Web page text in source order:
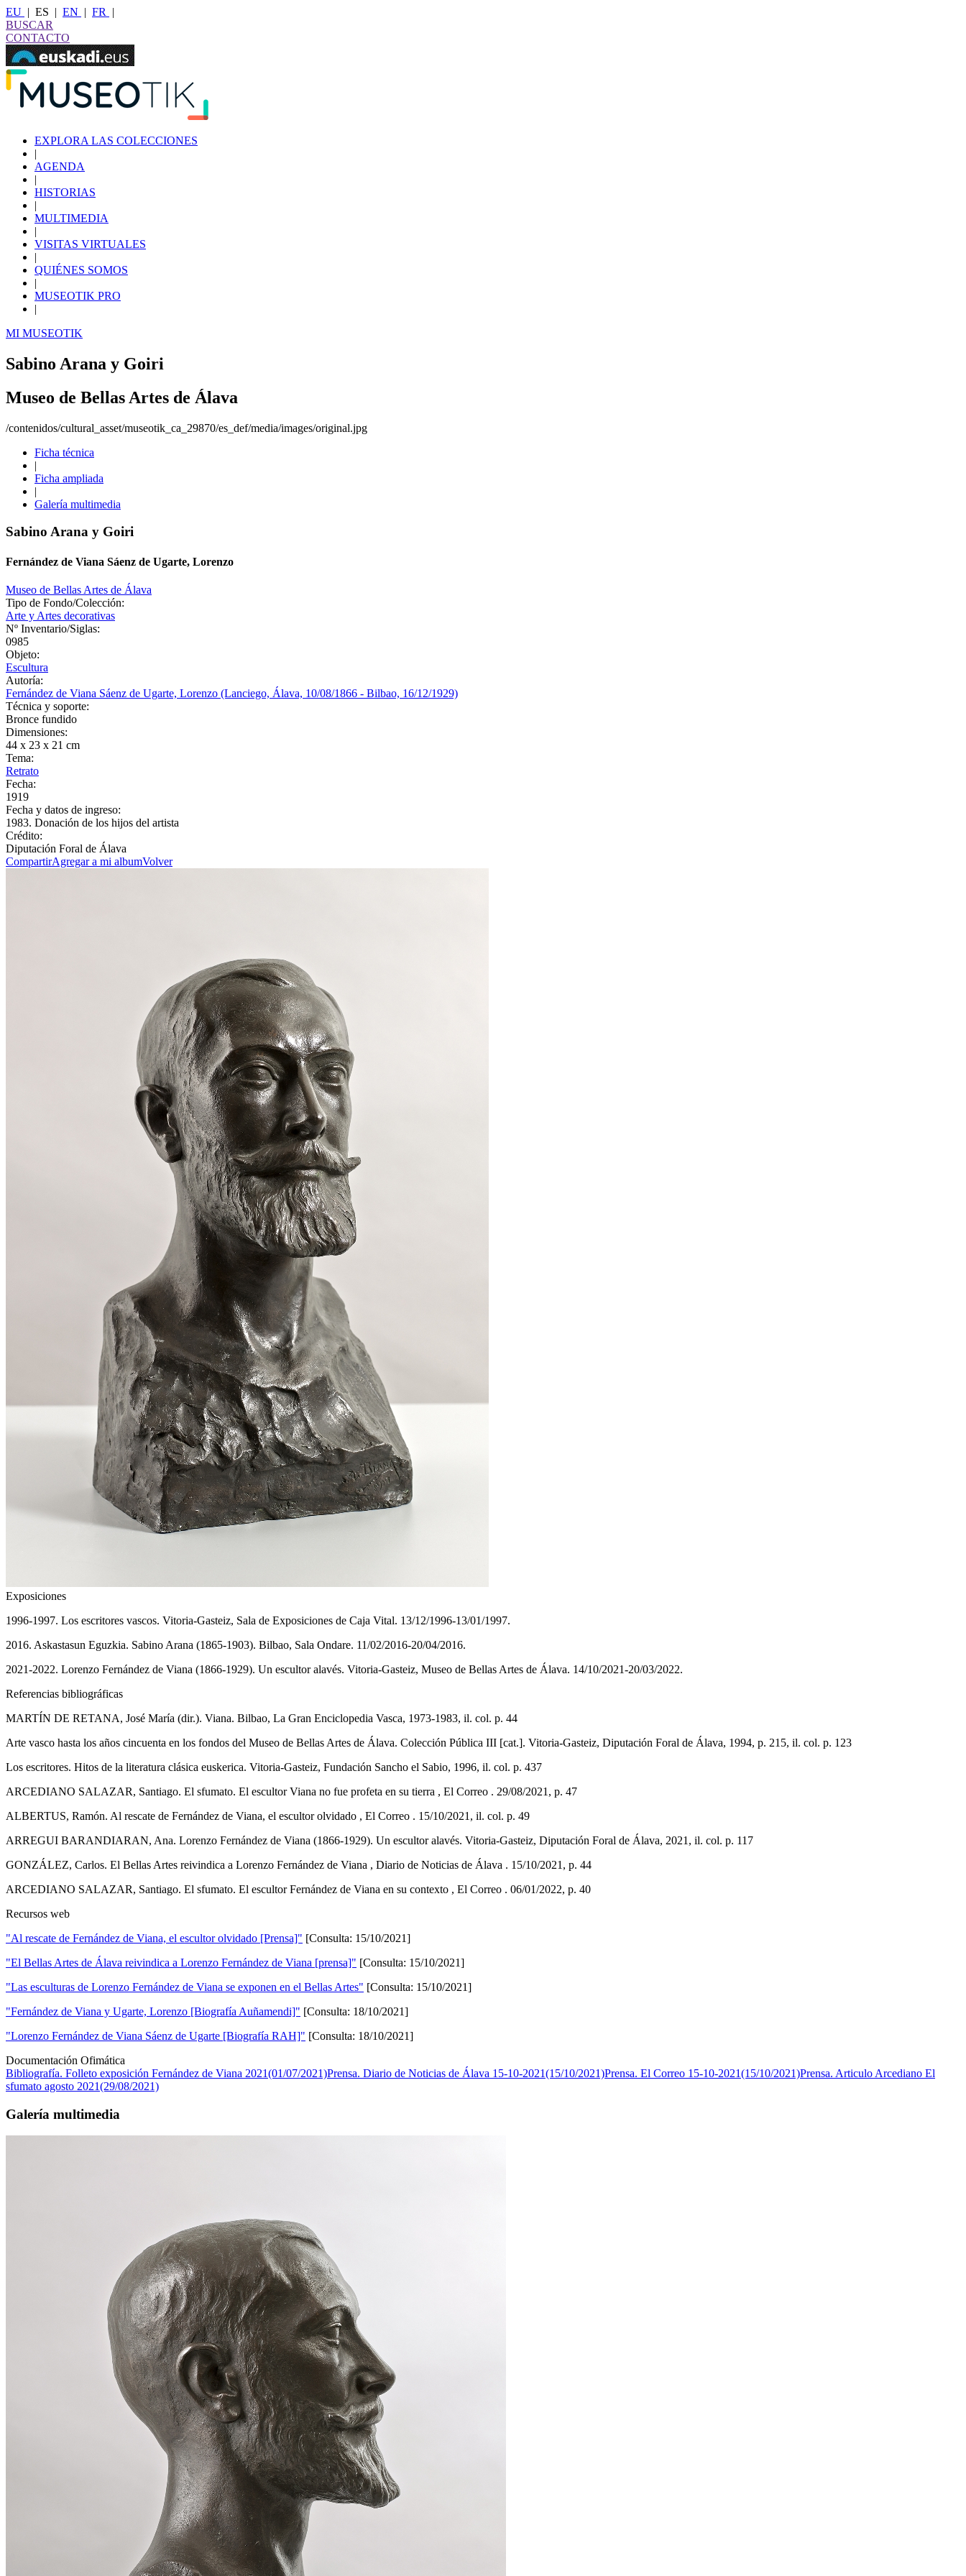
EU | ES | EN | FR
|
BUSCAR
CONTACTO
EXPLORA LAS COLECCIONES
|
AGENDA
|
HISTORIAS
|
MULTIMEDIA
|
VISITAS VIRTUALES
|
QUIÉNES SOMOS
|
MUSEOTIK PRO
|
MI MUSEOTIK
Sabino Arana y Goiri
Museo de Bellas Artes de Álava
/contenidos/cultural_asset/museotik_ca_29870/es_def/media/images/original.jpg
Ficha técnica
|
Ficha ampliada
|
Galería multimedia
Sabino Arana y Goiri
Fernández de Viana Sáenz de Ugarte, Lorenzo
Museo de Bellas Artes de Álava
Tipo de Fondo/Colección:
Arte y Artes decorativas
Nº Inventario/Siglas:
0985
Objeto:
Escultura
Autoría:
Fernández de Viana Sáenz de Ugarte, Lorenzo (Lanciego, Álava, 10/08/1866 - Bilbao, 16/12/1929)
Técnica y soporte:
Bronce fundido
Dimensiones:
44 x 23 x 21 cm
Tema:
Retrato
Fecha:
1919
Fecha y datos de ingreso:
1983. Donación de los hijos del artista
Crédito:
Diputación Foral de Álava
CompartirAgregar a mi albumVolver
Exposiciones
1996-1997. Los escritores vascos. Vitoria-Gasteiz, Sala de Exposiciones de Caja Vital. 13/12/1996-13/01/1997.
2016. Askastasun Eguzkia. Sabino Arana (1865-1903). Bilbao, Sala Ondare. 11/02/2016-20/04/2016.
2021-2022. Lorenzo Fernández de Viana (1866-1929). Un escultor alavés. Vitoria-Gasteiz, Museo de Bellas Artes de Álava. 14/10/2021-20/03/2022.
Referencias bibliográficas
MARTÍN DE RETANA, José María (dir.). Viana. Bilbao, La Gran Enciclopedia Vasca, 1973-1983, il. col. p. 44
Arte vasco hasta los años cincuenta en los fondos del Museo de Bellas Artes de Álava. Colección Pública III [cat.]. Vitoria-Gasteiz, Diputación Foral de Álava, 1994, p. 215, il. col. p. 123
Los escritores. Hitos de la literatura clásica euskerica. Vitoria-Gasteiz, Fundación Sancho el Sabio, 1996, il. col. p. 437
ARCEDIANO SALAZAR, Santiago. El sfumato. El escultor Viana no fue profeta en su tierra , El Correo . 29/08/2021, p. 47
ALBERTUS, Ramón. Al rescate de Fernández de Viana, el escultor olvidado , El Correo . 15/10/2021, il. col. p. 49
ARREGUI BARANDIARAN, Ana. Lorenzo Fernández de Viana (1866-1929). Un escultor alavés. Vitoria-Gasteiz, Diputación Foral de Álava, 2021, il. col. p. 117
GONZÁLEZ, Carlos. El Bellas Artes reivindica a Lorenzo Fernández de Viana , Diario de Noticias de Álava . 15/10/2021, p. 44
ARCEDIANO SALAZAR, Santiago. El sfumato. El escultor Fernández de Viana en su contexto , El Correo . 06/01/2022, p. 40
Recursos web
"Al rescate de Fernández de Viana, el escultor olvidado [Prensa]" [Consulta: 15/10/2021]
"El Bellas Artes de Álava reivindica a Lorenzo Fernández de Viana [prensa]" [Consulta: 15/10/2021]
"Las esculturas de Lorenzo Fernández de Viana se exponen en el Bellas Artes" [Consulta: 15/10/2021]
"Fernández de Viana y Ugarte, Lorenzo [Biografía Auñamendi]" [Consulta: 18/10/2021]
"Lorenzo Fernández de Viana Sáenz de Ugarte [Biografía RAH]" [Consulta: 18/10/2021]
Documentación Ofimática
Bibliografía. Folleto exposición Fernández de Viana 2021(01/07/2021)Prensa. Diario de Noticias de Álava 15-10-2021(15/10/2021)Prensa. El Correo 15-10-2021(15/10/2021)Prensa. Articulo Arcediano El
sfumato agosto 2021(29/08/2021)
Galería multimedia